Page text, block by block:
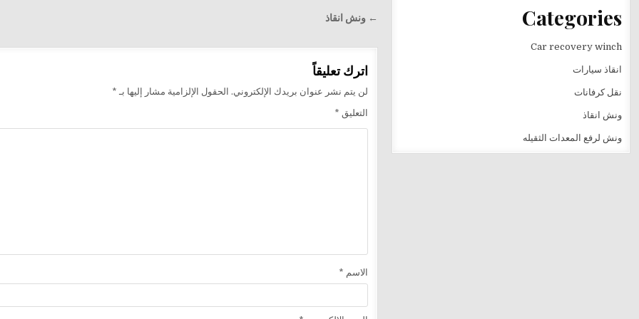
تصفّح
← ونش انقاذ
اترك تعليقاً
لن يتم نشر عنوان بريدك الإلكتروني. الحقول الإلزامية مشار إليها بـ *
التعليق *
الاسم *
Categories
Car recovery winch
انقاذ سيارات
نقل كرفانات
ونش انقاذ
ونش لرفع المعدات الثقيله